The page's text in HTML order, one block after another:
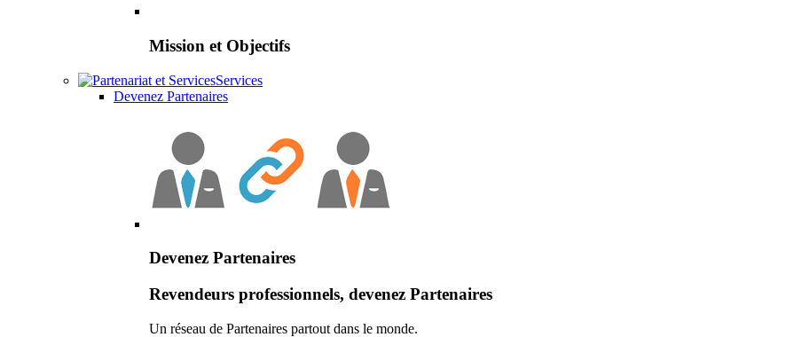
Mission et Objectifs
Services
Devenez Partenaires
Devenez Partenaires
Revendeurs professionnels, devenez Partenaires
Un réseau de Partenaires partout dans le monde.